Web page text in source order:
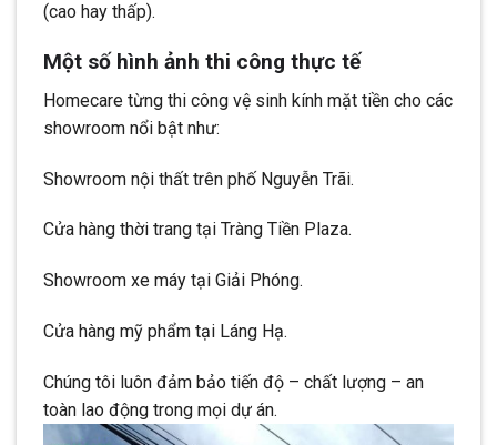
(cao hay thấp).
Một số hình ảnh thi công thực tế
Homecare từng thi công vệ sinh kính mặt tiền cho các
showroom nổi bật như:
Showroom nội thất trên phố Nguyễn Trãi.
Cửa hàng thời trang tại Tràng Tiền Plaza.
Showroom xe máy tại Giải Phóng.
Cửa hàng mỹ phẩm tại Láng Hạ.
Chúng tôi luôn đảm bảo tiến độ – chất lượng – an
toàn lao động trong mọi dự án.